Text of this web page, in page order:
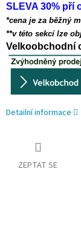
SLEVA 30% pří
*cena je za běžný
**v této sekcí lze
Velkoobchodní
Detailní informace
ZEPTAT SE